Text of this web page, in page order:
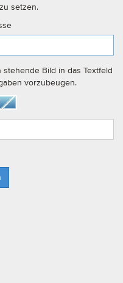
setzen.
Bild in das Textfeld
vorzubeugen.